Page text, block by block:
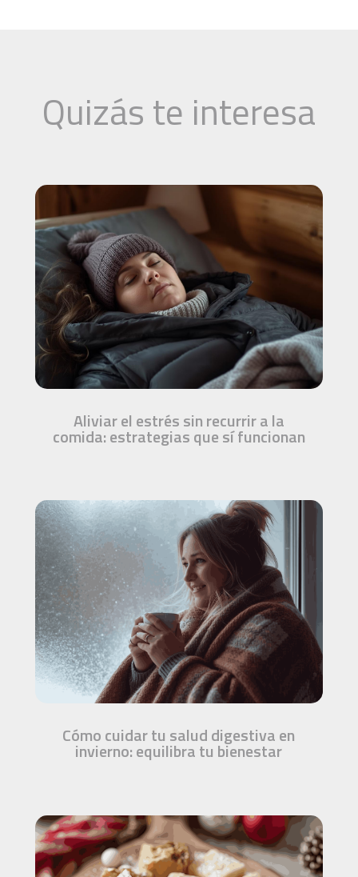
Quizás te interesa
Aliviar el estrés sin recurrir a la
comida: estrategias que sí funcionan
Cómo cuidar tu salud digestiva en
invierno: equilibra tu bienestar